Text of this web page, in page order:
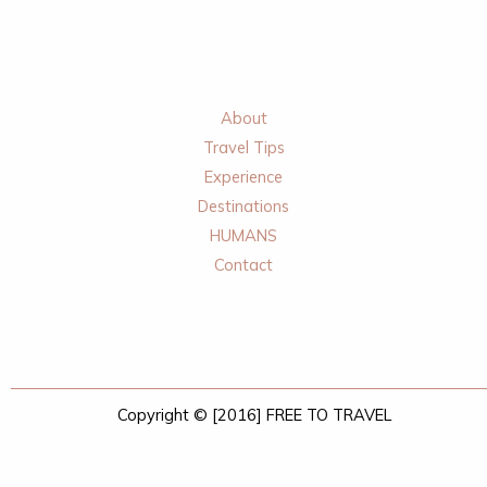
About
Travel Tips
Experience
Destinations
HUMANS
Contact
Copyright © [2016] FREE TO TRAVEL